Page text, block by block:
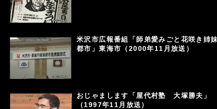
米沢市広報番組「師弟愛みごと花咲き姉
都市」東海市（2000年11月放送）
おじゃまします「屋代村塾 大塚勝夫」
（1997年11月放送）